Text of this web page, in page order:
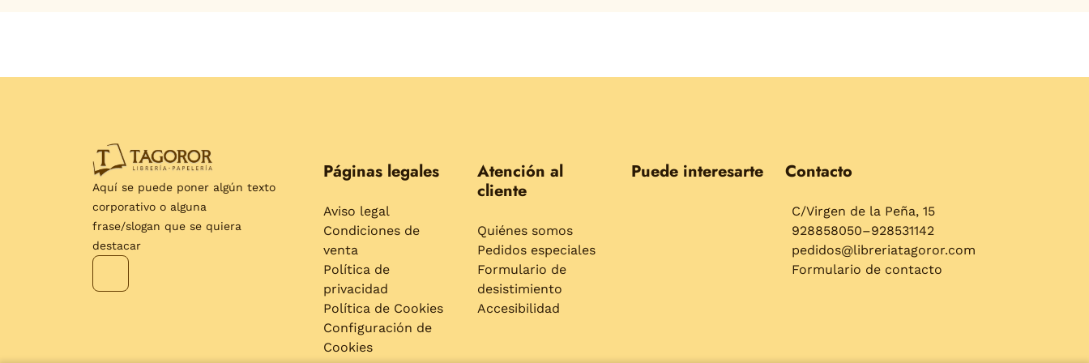
Aquí se puede poner algún texto
corporativo o alguna
frase/slogan que se quiera
destacar
Páginas legales
Aviso legal
Condiciones de
venta
Política de
privacidad
Política de Cookies
Configuración de
Cookies
Atención al
cliente
Quiénes somos
Pedidos especiales
Formulario de
desistimiento
Accesibilidad
Puede interesarte Contacto
C/Virgen de la Peña, 15
928858050–928531142
pedidos@libreriatagoror.com
Formulario de contacto